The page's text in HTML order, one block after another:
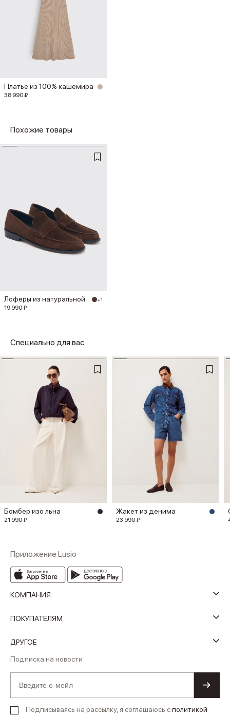
Платье из 100% кашемира
38 990 ₽
Похожие товары
+1
19 990 ₽
Специально для вас
Бомбер изо льна
21 990 ₽
Жакет из денима
23 990 ₽
Приложение Lusio
КОМПАНИЯ
ПОКУПАТЕЛЯМ
ДРУГОЕ
Подписка на новости
Подписываясь на рассылку, я соглашаюсь сполитикой